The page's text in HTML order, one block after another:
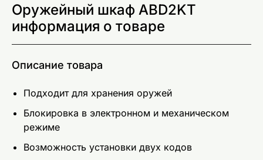
Оружейный шкаф ABD2KT
информация о товаре
Описание товара
Подходит для хранения оружей
Блокировка в электронном и механическом
режиме
Возможность установки двух кодов